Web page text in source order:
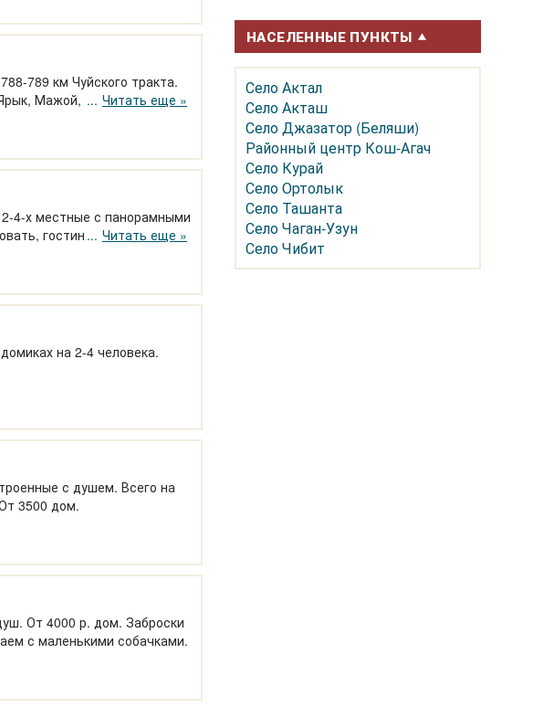
Мажой, Юг Телецкого
Читать еще »
4-х местные с панорамными
гостиная зона сЧитать еще »
на 2-4 человека.
с душем. Всего на
3500 дом.
От 4000 р. дом. Заброски
с маленькими собачками.
НАСЕЛЕННЫЕ ПУНКТЫ
Село Актал
Село Акташ
Село Джазатор (Беляши)
Районный центр Кош-Агач
Село Курай
Село Ортолык
Село Ташанта
Село Чаган-Узун
Село Чибит